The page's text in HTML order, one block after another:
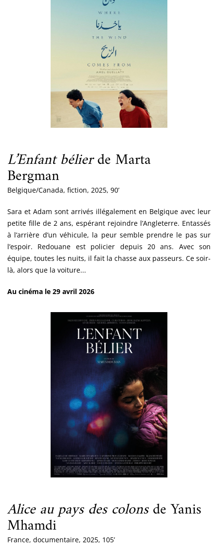
L’Enfant bélierde Marta
Bergman
Belgique/Canada, fiction, 2025, 90’
Sara et Adam sont arrivés illégalement en Belgique avec leur
petite fille de 2 ans, espérant rejoindre l’Angleterre. Entassés
à l’arrière d’un véhicule, la peur semble prendre le pas sur
l’espoir. Redouane est policier depuis 20 ans. Avec son
équipe, toutes les nuits, il fait la chasse aux passeurs. Ce soir-
là, alors que la voiture...
Au cinéma le 29 avril 2026
Alice au pays des colonsde Yanis
Mhamdi
France, documentaire, 2025, 105’